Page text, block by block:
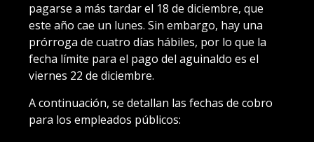
pagarse a más tardar el 18 de diciembre, que
este año cae un lunes. Sin embargo, hay una
prórroga de cuatro días hábiles, por lo que la
fecha límite para el pago del aguinaldo es el
viernes 22 de diciembre.
A continuación, se detallan las fechas de cobro
para los empleados públicos: